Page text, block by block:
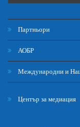
Партньори
АОБР
Международни и
Център за медиация